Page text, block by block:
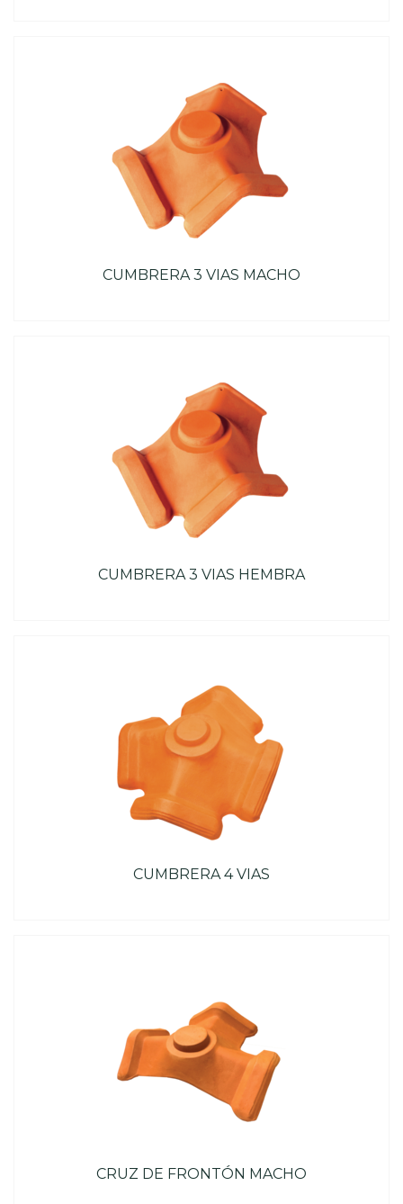
CUMBRERA 3 VIAS MACHO
CUMBRERA 3 VIAS HEMBRA
CUMBRERA 4 VIAS
CRUZ DE FRONTÓN MACHO